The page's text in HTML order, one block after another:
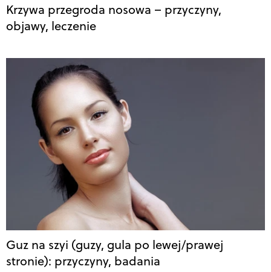
Krzywa przegroda nosowa – przyczyny,
objawy, leczenie
Guz na szyi (guzy, gula po lewej/prawej
stronie): przyczyny, badania